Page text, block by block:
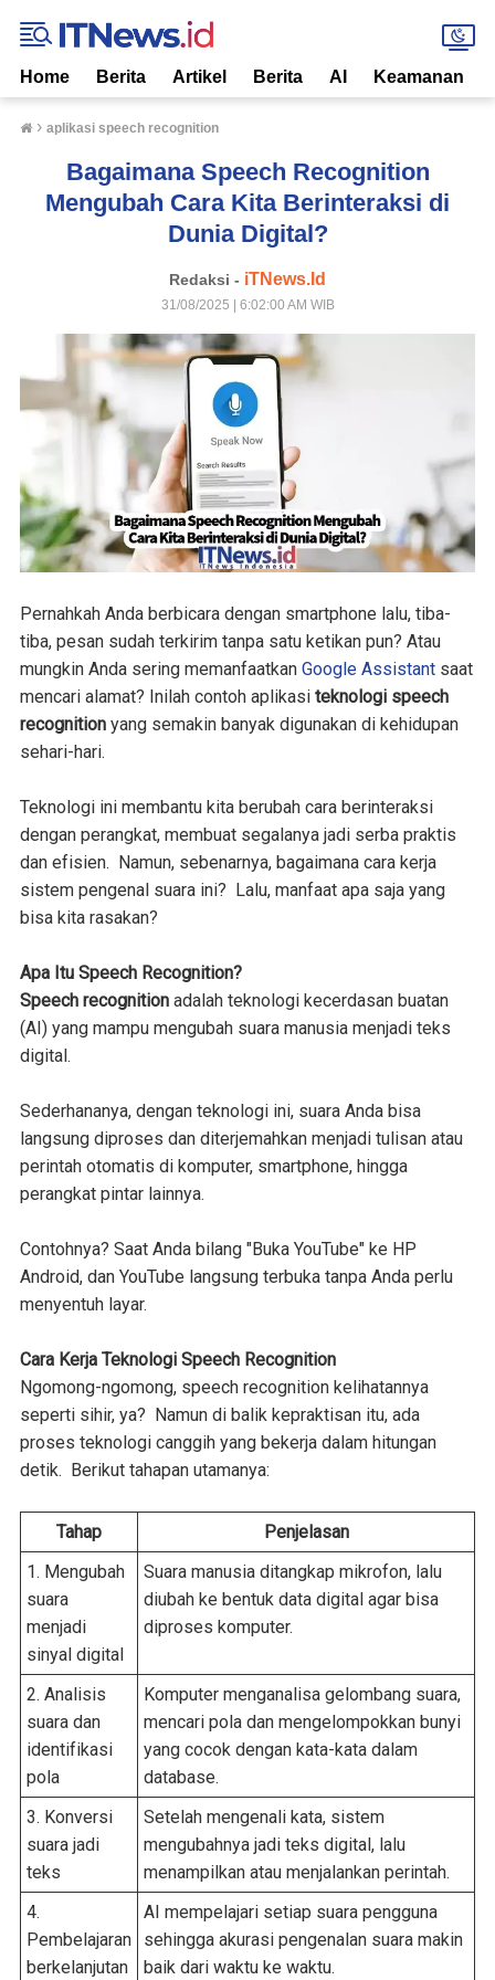
Home Berita Artikel Berita AI Keamanan
› aplikasi speech recognition
Bagaimana Speech Recognition
Mengubah Cara Kita Berinteraksi di
Dunia Digital?
Redaksi - iTNews.Id
31/08/2025 | 6:02:00 AM WIB
Pernahkah Anda berbicara dengan smartphone lalu, tiba-
tiba, pesan sudah terkirim tanpa satu ketikan pun? Atau
mungkin Anda sering memanfaatkan Google Assistant saat
mencari alamat? Inilah contoh aplikasi teknologi speech
recognition yang semakin banyak digunakan di kehidupan
sehari-hari.
Teknologi ini membantu kita berubah cara berinteraksi
dengan perangkat, membuat segalanya jadi serba praktis
dan efisien. Namun, sebenarnya, bagaimana cara kerja
sistem pengenal suara ini? Lalu, manfaat apa saja yang
bisa kita rasakan?
Apa Itu Speech Recognition?
Speech recognition adalah teknologi kecerdasan buatan
(AI) yang mampu mengubah suara manusia menjadi teks
digital.
Sederhananya, dengan teknologi ini, suara Anda bisa
langsung diproses dan diterjemahkan menjadi tulisan atau
perintah otomatis di komputer, smartphone, hingga
perangkat pintar lainnya.
Contohnya? Saat Anda bilang "Buka YouTube" ke HP
Android, dan YouTube langsung terbuka tanpa Anda perlu
menyentuh layar.
Cara Kerja Teknologi Speech Recognition
Ngomong-ngomong, speech recognition kelihatannya
seperti sihir, ya? Namun di balik kepraktisan itu, ada
proses teknologi canggih yang bekerja dalam hitungan
detik. Berikut tahapan utamanya:
Tahap
Penjelasan
1. Mengubah
suara
menjadi
sinyal digital
Suara manusia ditangkap mikrofon, lalu
diubah ke bentuk data digital agar bisa
diproses komputer.
2. Analisis
suara dan
identifikasi
pola
Komputer menganalisa gelombang suara,
mencari pola dan mengelompokkan bunyi
yang cocok dengan kata-kata dalam
database.
3. Konversi
suara jadi
teks
Setelah mengenali kata, sistem
mengubahnya jadi teks digital, lalu
menampilkan atau menjalankan perintah.
4.
Pembelajaran
berkelanjutan
AI mempelajari setiap suara pengguna
sehingga akurasi pengenalan suara makin
baik dari waktu ke waktu.